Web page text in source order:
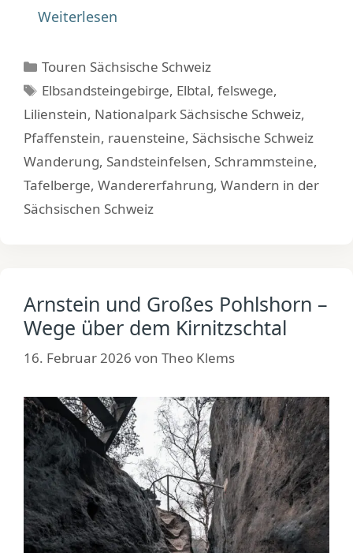
Weiterlesen
Kategorien
Touren Sächsische Schweiz
Schlagwörter
Elbsandsteingebirge, Elbtal,felswege,
Lilienstein, Nationalpark Sächsische Schweiz,
Pfaffenstein, rauensteine, Sächsische Schweiz
Wanderung, Sandsteinfelsen, Schrammsteine,
Tafelberge, Wandererfahrung, Wandern in der
Sächsischen Schweiz
Arnstein und Großes Pohlshorn –
Wege über dem Kirnitzschtal
16. Februar 2026 von Theo Klems